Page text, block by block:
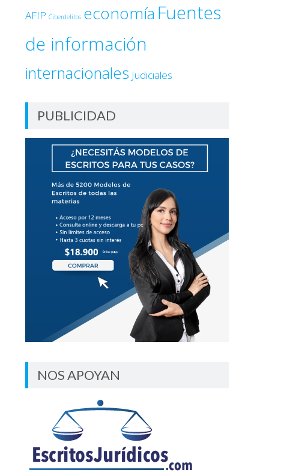
AFIP Ciberdelitos economía Fuentes
de información
internacionales Judiciales
PUBLICIDAD
NOS APOYAN